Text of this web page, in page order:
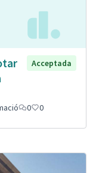
Acceptada
0 0